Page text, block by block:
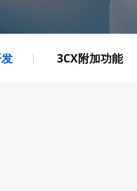
3CX附加功能